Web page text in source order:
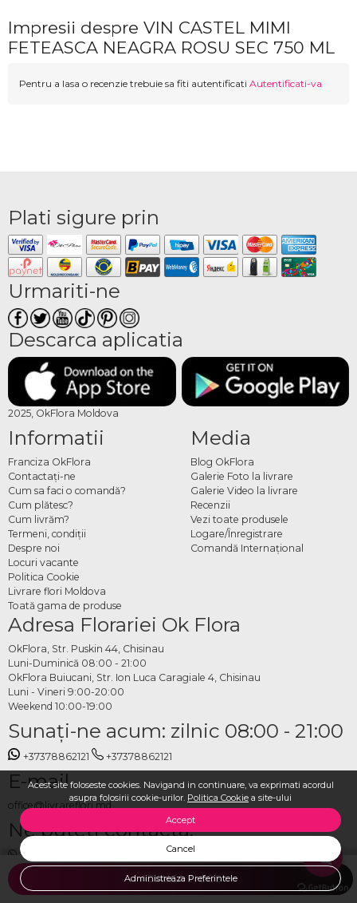
Acest site foloseste cookies. Navigand in continuare, va exprimati acordul
asupra folosirii cookie-urilor. Politica Cookie a site-ului
Accept
Cancel
Administreaza Preferintele
ADAUGA IN COS
Impresii despre VIN CASTEL MIMI
FETEASCA NEAGRA ROSU SEC 750 ML
Pentru a lasa o recenzie trebuie sa fiti autentificati Autentificati-va
Plati sigure prin
Urmariti-ne
Descarca aplicatia
2025, OkFlora Moldova
Informatii
Franciza OkFlora
Contactaţi-ne
Cum sa faci o comandă?
Cum plătesc?
Cum livrăm?
Termeni, condiţii
Despre noi
Locuri vacante
Politica Cookie
Livrare flori Moldova
Toată gama de produse
Media
Blog OkFlora
Galerie Foto la livrare
Galerie Video la livrare
Recenzii
Vezi toate produsele
Logare/Înregistrare
Comandă Internațional
Adresa Florariei Ok Flora
OkFlora, Str. Puskin 44, Chisinau
Luni-Duminică 08:00 - 21:00
OkFlora Buiucani, Str. Ion Luca Caragiale 4, Chisinau
Luni - Vineri 9:00-20:00
Weekend 10:00-19:00
Sunaţi-ne acum: zilnic 08:00 - 21:00
+37378862121 +37378862121
E-mail
office@livrareflori.md
Ne puteți contacta:
whatsapp